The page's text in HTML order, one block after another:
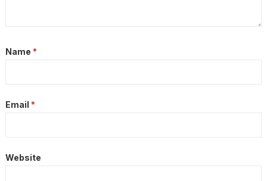
Name *
Email *
Website